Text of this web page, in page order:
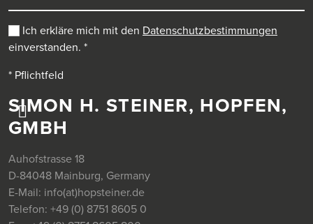
SIMON H. STEINER, HOPFEN,
GMBH
Auhofstrasse 18
D-84048 Mainburg, Germany
E-Mail: info(at)hopsteiner.de
Telefon: +49 (0) 8751 8605 0
Ich erkläre mich mit den Datenschutzbestimmungen
einverstanden. *
* Pflichtfeld